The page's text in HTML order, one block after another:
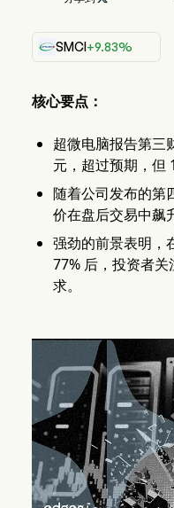
SMCI+9.83%
核心要点：
超微电脑报告第三
元，超过预期，但
随着公司发布的第
价在盘后交易中飙
强劲的前景表明，
77% 后，投资者
求。